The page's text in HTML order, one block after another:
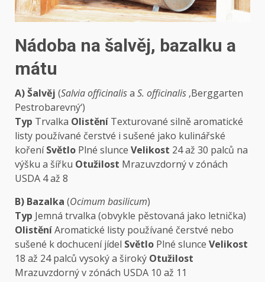
Nádoba na šalvěj, bazalku a
mátu
A) Šalvěj (Salvia officinalisa S. officinalis ‚Berggarten
Pestrobarevný‘)
Typ Trvalka Olistění Texturované silně aromatické
listy používané čerstvé i sušené jako kulinářské
kořeníSvětlo Plné slunce Velikost 24 až 30 palců na
výšku a šířku Otužilost Mrazuvzdorný v zónách
USDA 4 až 8
B) Bazalka (Ocimum basilicum)
Typ Jemná trvalka (obvykle pěstovaná jako letnička)
OlistěníAromatické listy používané čerstvé nebo
sušené k dochucení jídel Světlo Plné slunce Velikost
18 až 24 palců vysoký a široký Otužilost
Mrazuvzdorný v zónách USDA 10 až 11